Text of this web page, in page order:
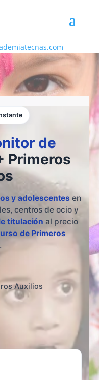
de
Primeros
y adolescentes en
centros de ocio y
titulación al precio
de Primeros
.
Auxilios